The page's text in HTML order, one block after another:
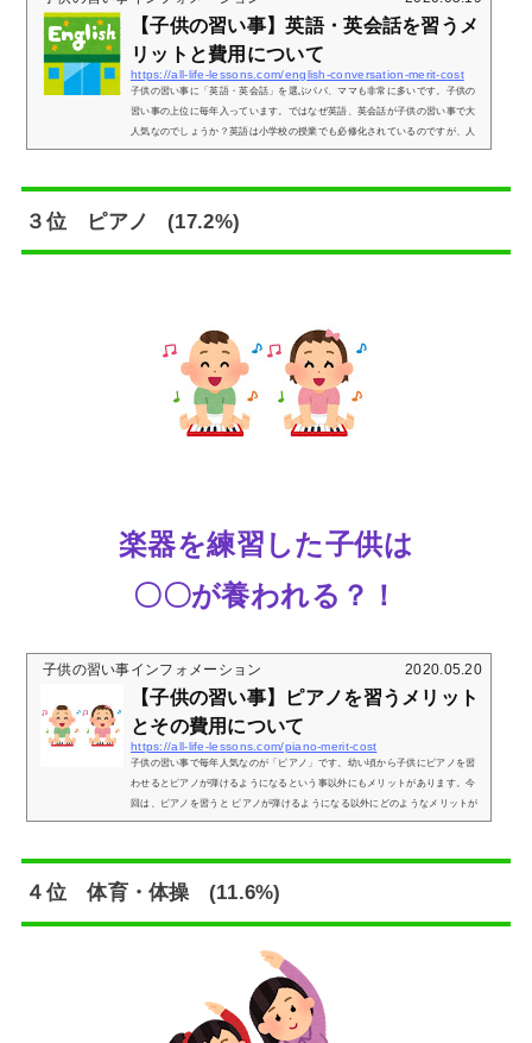
【子供の習い事】英語・英会話を習うメ
リットと費用について
https://all-life-lessons.com/english-conversation-merit-cost
子供の習い事に「英語・英会話」を選ぶパパ、ママも非常に多いです。子供の
習い事の上位に毎年入っています。ではなぜ英語、英会話が子供の習い事で大
人気なのでしょうか？英語は小学校の授業でも必修化されているのですが、人
気の理由はそれだけではありません。ここでは 英語・英会話が人気の理由につ
由（メリット）子供に英語・英会話を習わせようと考えるパパママの中には 自
分が英語が苦手で苦労をしたからという理由があるようです。しかし、早いう
ち...
３位 ピアノ (17.2%)
楽器を練習した子供は
〇〇が養われる？！
子供の習い事インフォメーション 2020.05.20
【子供の習い事】ピアノを習うメリット
とその費用について
https://all-life-lessons.com/piano-merit-cost
子供の習い事で毎年人気なのが「ピアノ」です。幼い頃から子供にピアノを習
わせるとピアノが弾けるようになるという事以外にもメリットがあります。今
回は、ピアノを習うと ピアノが弾けるようになる以外にどのようなメリットが
あるのか、 またその費用についてお伝えいたします。⚪︎1子供の習い事でピアノ
単純に自分の子供にピアノを弾けるようにさせたいというパパママばかりでは
ありません。ピアノを習うメリットは下記の4点です。①ピアノが弾けるよ...
４位 体育・体操 (11.6%)